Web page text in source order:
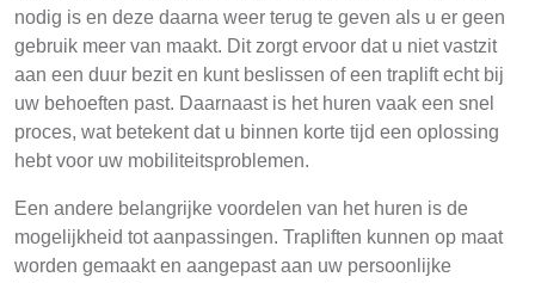
nodig is en deze daarna weer terug te geven als u er geen
gebruik meer van maakt. Dit zorgt ervoor dat u niet vastzit
aan een duur bezit en kunt beslissen of een traplift echt bij
uw behoeften past. Daarnaast is het huren vaak een snel
proces, wat betekent dat u binnen korte tijd een oplossing
hebt voor uw mobiliteitsproblemen.
Een andere belangrijke voordelen van het huren is de
mogelijkheid tot aanpassingen. Trapliften kunnen op maat
worden gemaakt en aangepast aan uw persoonlijke